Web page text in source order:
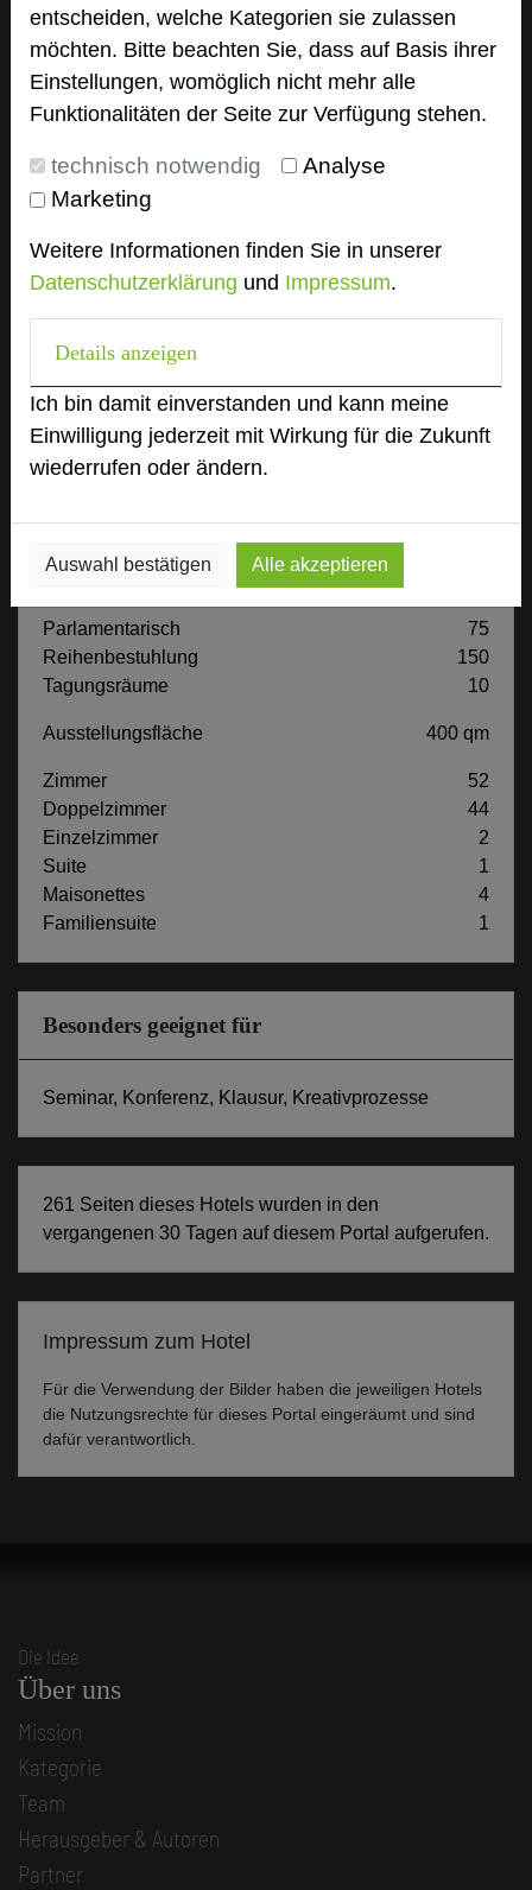
entscheiden, welche Kategorien sie zulassen
möchten. Bitte beachten Sie, dass auf Basis ihrer
Einstellungen, womöglich nicht mehr alle
Funktionalitäten der Seite zur Verfügung stehen.
technisch notwendig
Analyse
Marketing
Weitere Informationen finden Sie in unserer
Datenschutzerklärung und Impressum.
Details anzeigen
Ich bin damit einverstanden und kann meine
Einwilligung jederzeit mit Wirkung für die Zukunft
wiederrufen oder ändern.
Auswahl bestätigen Alle akzeptieren
language Homepage
zur Tagungsanfrage hinzufügen add_circle
Bewertung
Tagungsplaner
Hotel bewerten
Max. Tagungskapazität (Personen)
Parlamentarisch
75
Reihenbestuhlung
150
Tagungsräume
10
Ausstellungsfläche 400 qm
Zimmer
52
Doppelzimmer
44
Einzelzimmer
2
Suite
1
Maisonettes
4
Familiensuite
1
Besonders geeignet für
Seminar, Konferenz, Klausur, Kreativprozesse
261 Seiten dieses Hotels wurden in den
vergangenen 30 Tagen auf diesem Portal aufgerufen.
Impressum zum Hotel
Für die Verwendung der Bilder haben die jeweiligen Hotels
die Nutzungsrechte für dieses Portal eingeräumt und sind
dafür verantwortlich.
Die Idee
Über uns
Mission
Kategorie
Team
Herausgeber & Autoren
Partner